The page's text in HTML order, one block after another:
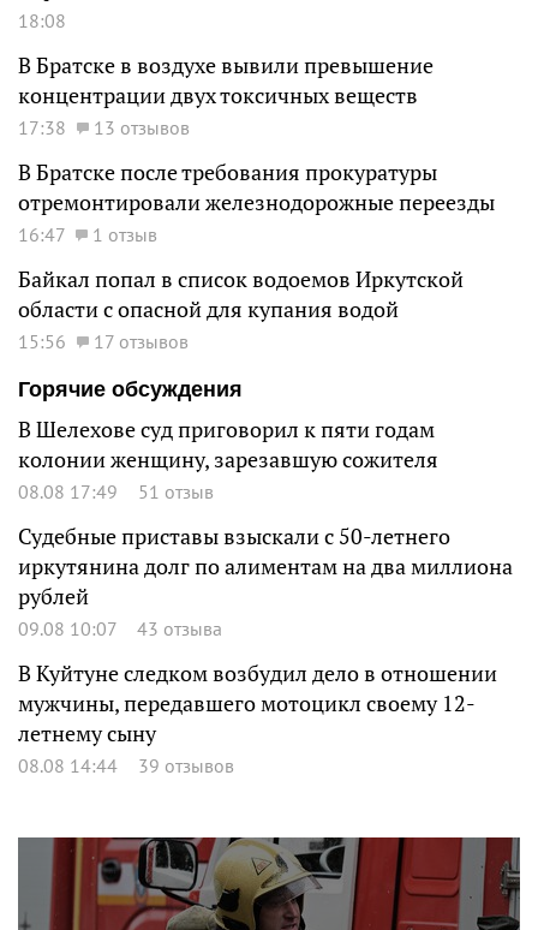
18:08
В Братске в воздухе вывили превышение
концентрации двух токсичных веществ
17:38 13 отзывов
В Братске после требования прокуратуры
отремонтировали железнодорожные переезды
16:47 1 отзыв
Байкал попал в список водоемов Иркутской
области с опасной для купания водой
15:56
17 отзывов
Горячие обсуждения
В Шелехове суд приговорил к пяти годам
колонии женщину, зарезавшую сожителя
08.08 17:49 51 отзыв
Судебные приставы взыскали с 50-летнего
иркутянина долг по алиментам на два миллиона
рублей
09.08 10:07 43 отзыва
В Куйтуне следком возбудил дело в отношении
мужчины, передавшего мотоцикл своему 12-
летнему сыну
08.08 14:44 39 отзывов